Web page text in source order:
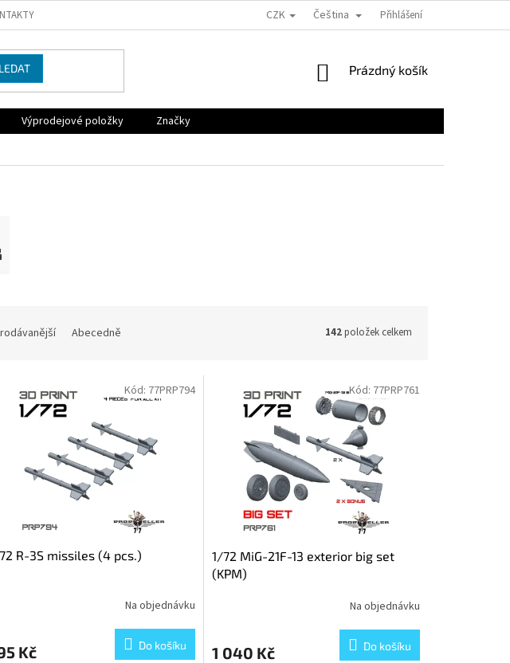
CZK Čeština Přihlášení
NÁKUPNÍ
Prázdný košík
Výprodejové položky
Značky
Abecedně 142položek celkem
R-3S missiles (4 pcs.)
Na objednávku
Kč Do košíku
Kód: 77PRP794
1/72 MiG-21F-13 exterior big set
(KPM)
Na objednávku
1 040 Kč Do košíku
Kód: 77PRP761